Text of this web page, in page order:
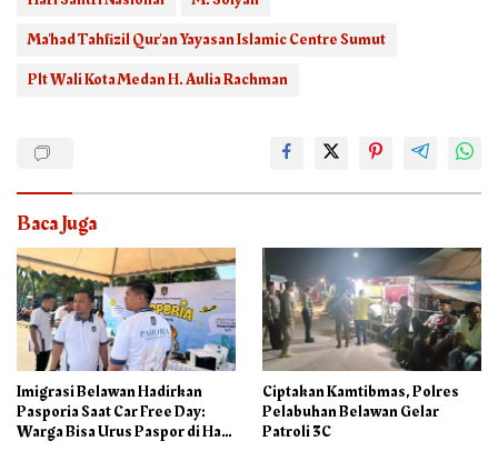
Ma'had Tahfizil Qur'an Yayasan Islamic Centre Sumut
Plt Wali Kota Medan H. Aulia Rachman
Baca Juga
Imigrasi Belawan Hadirkan
Pasporia Saat Car Free Day:
Warga Bisa Urus Paspor di Hari
Ciptakan Kamtibmas, Polres
Pelabuhan Belawan Gelar
Patroli 3C